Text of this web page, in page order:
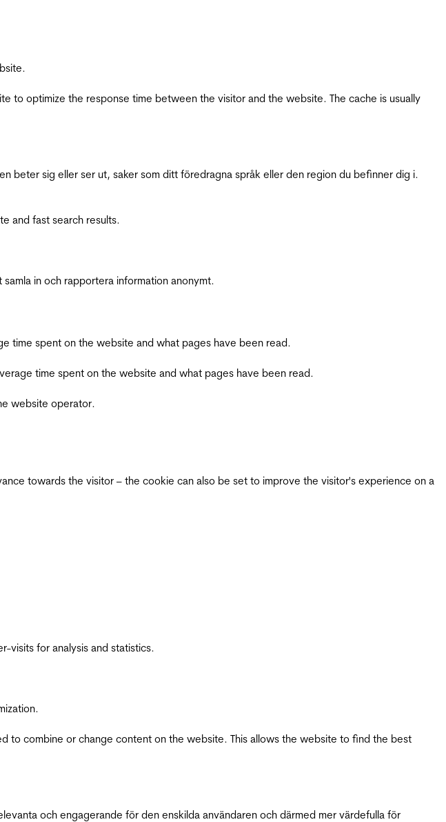
to optimize the response time between the visitor and the website. The cache is usually
beter sig eller ser ut, saker som ditt föredragna språk eller den region du befinner dig i.
and fast search results.
in och rapportera information anonymt.
time spent on the website and what pages have been read.
time spent on the website and what pages have been read.
website operator.
towards the visitor – the cookie can also be set to improve the visitor's experience on a
visits for analysis and statistics.
to combine or change content on the website. This allows the website to find the best
och engagerande för den enskilda användaren och därmed mer värdefulla för